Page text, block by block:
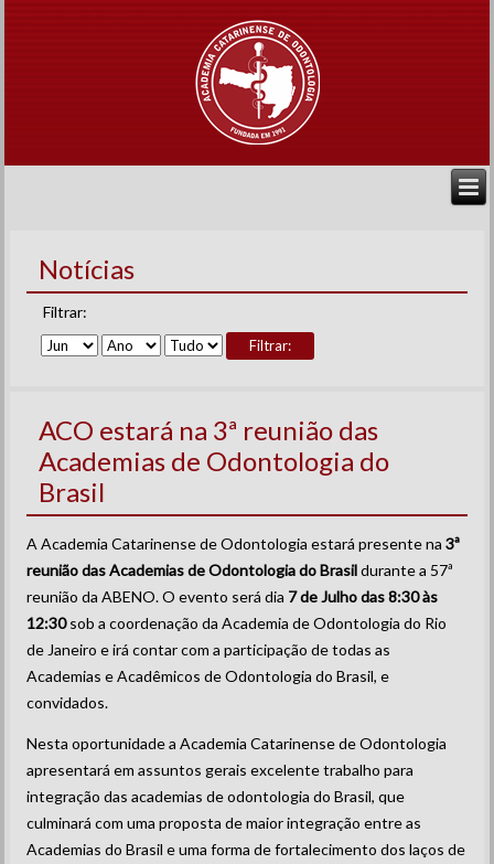
Notícias
Filtrar:
Filtrar:
ACO estará na 3ª reunião das
Academias de Odontologia do
Brasil
A Academia Catarinense de Odontologia estará presente na3ª
reunião das Academias de Odontologia do Brasildurante a 57ª
reunião da ABENO. O evento será dia 7 de Julho das 8:30 às
12:30sob a coordenação da Academia de Odontologia do Rio
de Janeiro e irá contar com a participação de todas as
Academias e Acadêmicos de Odontologia do Brasil, e
convidados.
Nesta oportunidade a Academia Catarinense de Odontologia
apresentará em assuntos gerais excelente trabalho para
integração das academias de odontologia do Brasil, que
culminará com uma proposta de maior integração entre as
Academias do Brasil e uma forma de fortalecimento dos laços de